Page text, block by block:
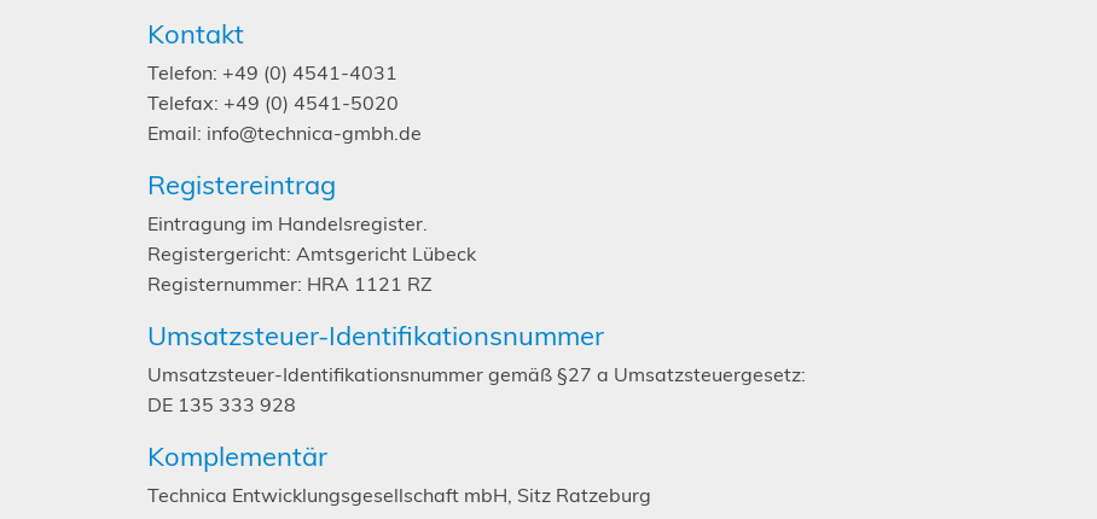
Kontakt
Telefon: +49 (0) 4541-4031
Telefax: +49 (0) 4541-5020
Email: info@technica-gmbh.de
Registereintrag
Eintragung im Handelsregister.
Registergericht: Amtsgericht Lübeck
Registernummer: HRA 1121 RZ
Umsatzsteuer-Identifikationsnummer
Umsatzsteuer-Identifikationsnummer gemäß §27 a Umsatzsteuergesetz:
DE 135 333 928
Komplementär
Technica Entwicklungsgesellschaft mbH, Sitz Ratzeburg